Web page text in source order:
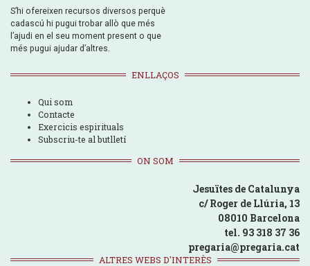
S’hi ofereixen recursos diversos perquè
cadascú hi pugui trobar allò que més
l’ajudi en el seu moment present o que
més pugui ajudar d’altres.
ENLLAÇOS
Qui som
Contacte
Exercicis espirituals
Subscriu-te al butlletí
ON SOM
Jesuïtes de Catalunya
c/ Roger de Llúria, 13
08010 Barcelona
tel. 93 318 37 36
pregaria@pregaria.cat
ALTRES WEBS D'INTERÈS